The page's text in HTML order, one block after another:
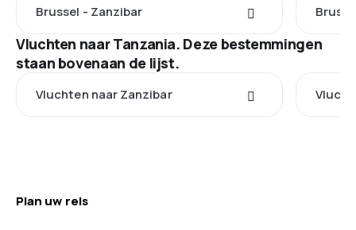
Brussel - Zanzibar
Vluchten naar Tanzania. Deze bestemmingen
staan bovenaan de lijst.
Vluchten naar Zanzibar
Plan uw reis